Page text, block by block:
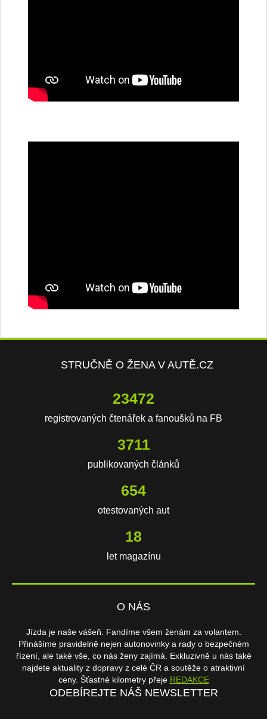
STRUČNĚ O ŽENA V AUTĚ.CZ
23472
registrovaných čtenářek a fanoušků na FB
3711
publikovaných článků
654
otestovaných aut
18
let magazínu
O NÁS
Jízda je naše vášeň. Fandíme všem ženám za volantem.
Přinášíme pravidelně nejen autonovinky a rady o bezpečném
řízení, ale také vše, co nás ženy zajímá. Exkluzivně u nás také
najdete aktuality z dopravy z celé ČR a soutěže o atraktivní
ceny. Šťastné kilometry přeje REDAKCE
ODEBÍREJTE NÁŠ NEWSLETTER